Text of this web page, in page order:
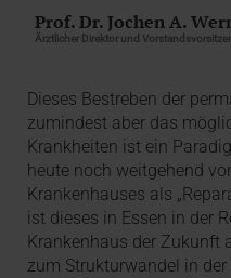
Prof. Dr. Jochen A.
Ärztlicher Direktor und
Dieses Bestreben der
zumindest aber das
Krankheiten ist ein
heute noch weitgehend
Krankenhauses als
ist dieses in Essen in der
Krankenhaus der Zukunft
zum Strukturwandel in